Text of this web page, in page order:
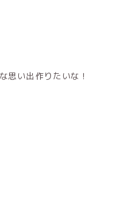
思い出作りたいな！